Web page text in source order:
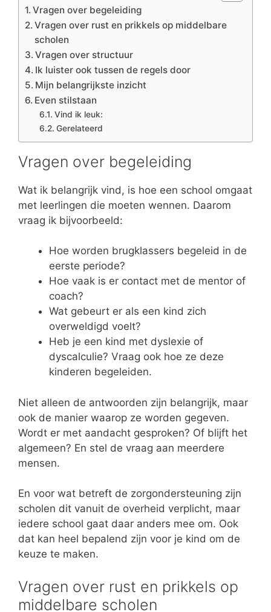
Vragen over begeleiding
Vragen over rust en prikkels op middelbare
scholen
Vragen over structuur
Ik luister ook tussen de regels door
Mijn belangrijkste inzicht
Even stilstaan
Vind ik leuk:
Gerelateerd
Vragen over begeleiding
Wat ik belangrijk vind, is hoe een school omgaat
met leerlingen die moeten wennen. Daarom
vraag ik bijvoorbeeld:
Hoe worden brugklassers begeleid in de
eerste periode?
Hoe vaak is er contact met de mentor of
coach?
Wat gebeurt er als een kind zich
overweldigd voelt?
Heb je een kind met dyslexie of
dyscalculie? Vraag ook hoe ze deze
kinderen begeleiden.
Niet alleen de antwoorden zijn belangrijk, maar
ook de manier waarop ze worden gegeven.
Wordt er met aandacht gesproken? Of blijft het
algemeen? En stel de vraag aan meerdere
mensen.
En voor wat betreft de zorgondersteuning zijn
scholen dit vanuit de overheid verplicht, maar
iedere school gaat daar anders mee om. Ook
dat kan heel bepalend zijn voor je kind om de
keuze te maken.
Vragen over rust en prikkels op
middelbare scholen